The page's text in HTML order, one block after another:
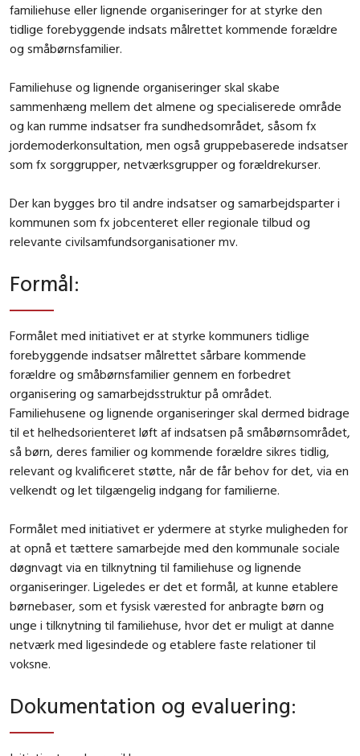
familiehuse eller lignende organiseringer for at styrke den
tidlige forebyggende indsats målrettet kommende forældre
og småbørnsfamilier.
Familiehuse og lignende organiseringer skal skabe
sammenhæng mellem det almene og specialiserede område
og kan rumme indsatser fra sundhedsområdet, såsom fx
jordemoderkonsultation, men også gruppebaserede indsatser
som fx sorggrupper, netværksgrupper og forældrekurser.
Der kan bygges bro til andre indsatser og samarbejdsparter i
kommunen som fx jobcenteret eller regionale tilbud og
relevante civilsamfundsorganisationer mv.
Formål:
Formålet med initiativet er at styrke kommuners tidlige
forebyggende indsatser målrettet sårbare kommende
forældre og småbørnsfamilier gennem en forbedret
organisering og samarbejdsstruktur på området.
Familiehusene og lignende organiseringer skal dermed bidrage
til et helhedsorienteret løft af indsatsen på småbørnsområdet,
så børn, deres familier og kommende forældre sikres tidlig,
relevant og kvalificeret støtte, når de får behov for det, via en
velkendt og let tilgængelig indgang for familierne.
Formålet med initiativet er ydermere at styrke muligheden for
at opnå et tættere samarbejde med den kommunale sociale
døgnvagt via en tilknytning til familiehuse og lignende
organiseringer. Ligeledes er det et formål, at kunne etablere
børnebaser, som et fysisk værested for anbragte børn og
unge i tilknytning til familiehuse, hvor det er muligt at danne
netværk med ligesindede og etablere faste relationer til
voksne.
Dokumentation og evaluering: